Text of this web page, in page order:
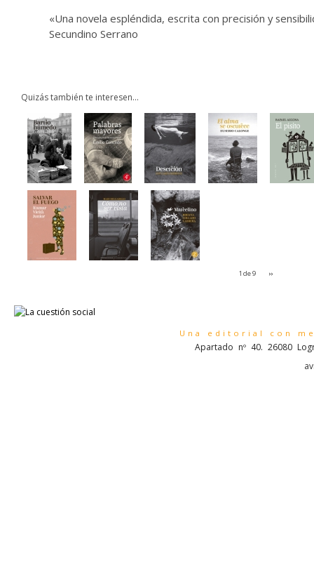
«Una novela espléndida, escrita con precisión y
Secundino Serrano
Quizás también te interesen...
1 de 9 ››
Una editorial con
Apartado nº 40. 26080